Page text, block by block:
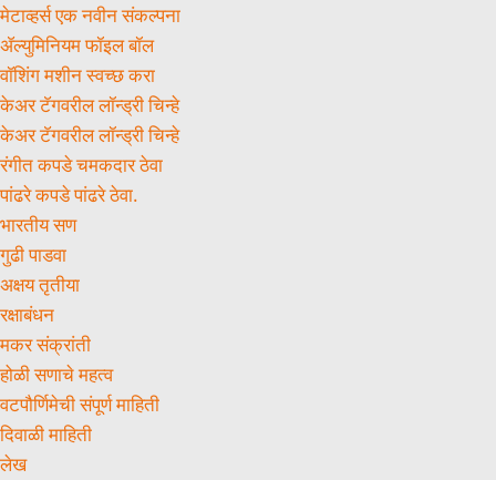
मेटाव्हर्स एक नवीन संकल्पना
ॲल्युमिनियम फॉइल बॉल
वॉशिंग मशीन स्वच्छ करा
केअर टॅगवरील लॉन्ड्री चिन्हे
केअर टॅगवरील लॉन्ड्री चिन्हे
रंगीत कपडे चमकदार ठेवा
पांढरे कपडे पांढरे ठेवा.
भारतीय सण
गुढी पाडवा
अक्षय तृतीया
रक्षाबंधन
मकर संक्रांती
होळी सणाचे महत्व
वटपौर्णिमेची संपूर्ण माहिती
दिवाळी माहिती
लेख